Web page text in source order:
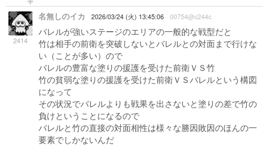
2414
名無しのイカ 2026/03/24 (火) 13:45:06 00754@c244c
バレルが強いステージのエリアの一般的な戦型だと
竹は相手の前衛を突破しないとバレルとの対面まで行けな
い（ことが多い）ので
バレルの豊富な塗りの援護を受けた前衛ＶＳ竹
竹の貧弱な塗りの援護を受けた前衛ＶＳバレルという構図
になって
その状況でバレルよりも戦果を出さないと塗りの差で竹の
負けということになるので
バレルと竹の直接の対面相性は様々な勝因敗因のほんの一
要素でしかないんだ